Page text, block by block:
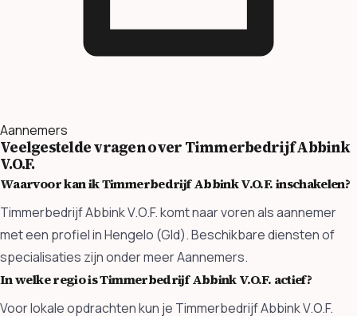
Aannemers
Veelgestelde vragen over Timmerbedrijf Abbink
V.O.F.
Waarvoor kan ik Timmerbedrijf Abbink V.O.F. inschakelen?
Timmerbedrijf Abbink V.O.F. komt naar voren als aannemer
met een profiel in Hengelo (Gld). Beschikbare diensten of
specialisaties zijn onder meer Aannemers.
In welke regio is Timmerbedrijf Abbink V.O.F. actief?
Voor lokale opdrachten kun je Timmerbedrijf Abbink V.O.F.